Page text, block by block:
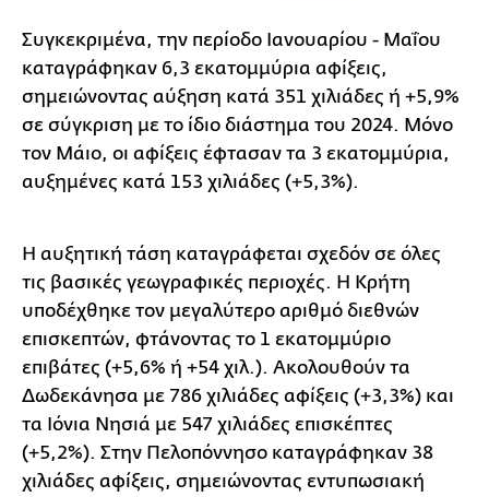
Συγκεκριμένα, την περίοδο Ιανουαρίου - Μαΐου
καταγράφηκαν 6,3 εκατομμύρια αφίξεις,
σημειώνοντας αύξηση κατά 351 χιλιάδες ή +5,9%
σε σύγκριση με το ίδιο διάστημα του 2024. Μόνο
τον Μάιο, οι αφίξεις έφτασαν τα 3 εκατομμύρια,
αυξημένες κατά 153 χιλιάδες (+5,3%).
Η αυξητική τάση καταγράφεται σχεδόν σε όλες
τις βασικές γεωγραφικές περιοχές. Η Κρήτη
υποδέχθηκε τον μεγαλύτερο αριθμό διεθνών
επισκεπτών, φτάνοντας το 1 εκατομμύριο
επιβάτες (+5,6% ή +54 χιλ.). Ακολουθούν τα
Δωδεκάνησα με 786 χιλιάδες αφίξεις (+3,3%) και
τα Ιόνια Νησιά με 547 χιλιάδες επισκέπτες
(+5,2%). Στην Πελοπόννησο καταγράφηκαν 38
χιλιάδες αφίξεις, σημειώνοντας εντυπωσιακή